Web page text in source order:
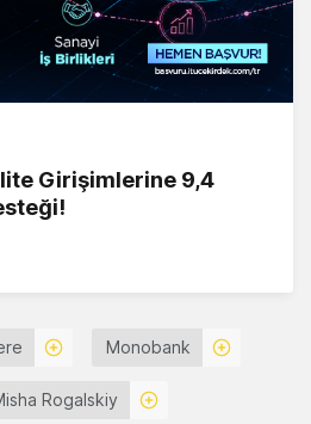
Girişimlerine 9,4
Monobank
Rogalskiy